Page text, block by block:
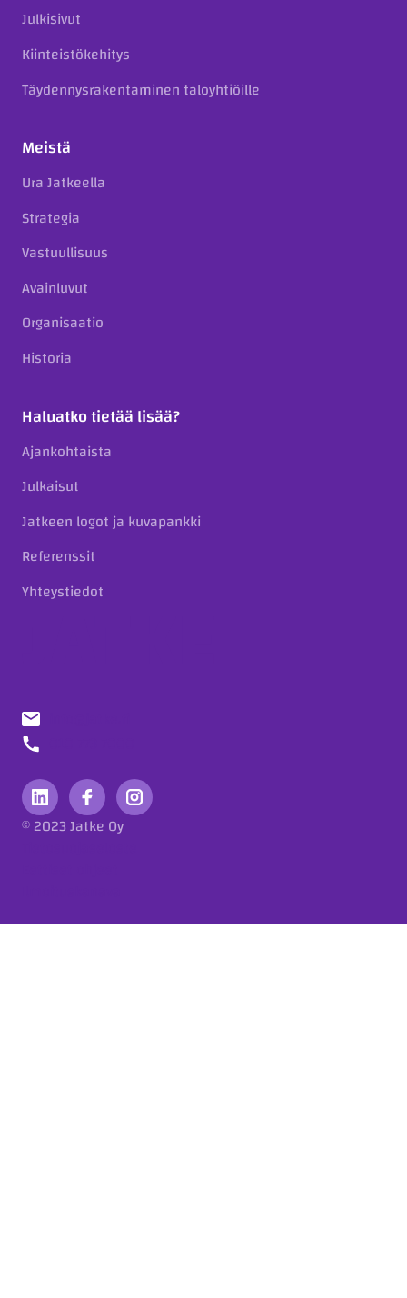
Julkisivut
Kiinteistökehitys
Täydennysrakentaminen taloyhtiöille
Meistä
Ura Jatkeella
Strategia
Vastuullisuus
Avainluvut
Organisaatio
Historia
Haluatko tietää lisää?
Ajankohtaista
Julkaisut
Jatkeen logot ja kuvapankki
Referenssit
Yhteystiedot
© 2023 Jatke Oy